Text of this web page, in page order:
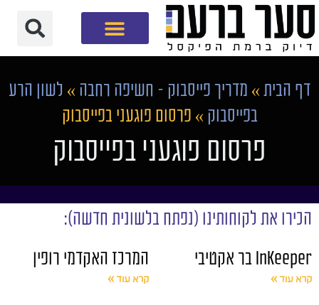
דף הבית » מדריך פייסבוק – חשיפה רחבה » לשון הרע
בפייסבוק » פרסום פוגעני בפייסבוק
פרסום פוגעני בפייסבוק
הכירו את לקוחותינו (נפתח בלשונית חדשה):
InKeeper בר אקטיבי
קרא עוד »
המרכז האקדמי רופין
קרא עוד »